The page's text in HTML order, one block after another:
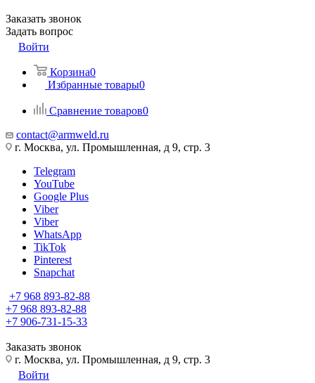
Заказать звонок
Задать вопрос
Войти
Корзина0
Избранные товары0
Сравнение товаров0
contact@armweld.ru
г. Москва, ул. Промышленная, д 9, стр. 3
Telegram
YouTube
Google Plus
Viber
Viber
WhatsApp
TikTok
Pinterest
Snapchat
+7 968 893-82-88
+7 968 893-82-88
+7 906-731-15-33
Заказать звонок
г. Москва, ул. Промышленная, д 9, стр. 3
Войти